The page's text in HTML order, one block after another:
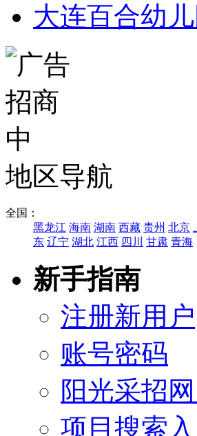
大连百合幼儿
地区导航
全国：
黑龙江 海南 湖南 西藏 贵州 北京
东 辽宁 湖北 江西 四川 甘肃 青海
新手指南
注册新用户
账号密码
阳光采招
项目搜索